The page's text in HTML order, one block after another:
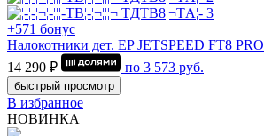
+571 бонус
Налокотники дет. EP JETSPEED FT8 PRO
14 290 ₽
по 3 573 руб.
быстрый просмотр
В избранное
НОВИНКА